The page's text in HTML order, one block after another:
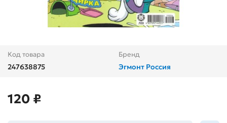
Код товара
247638875
Бренд
Эгмонт Россия
120 ₽